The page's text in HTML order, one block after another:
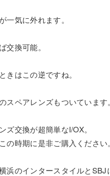
一気に外れます。
交換可能。
きはこの逆ですね。
スペアレンズもついています。
ズ交換が超簡単なI/OX。
の時期に是非ご購入ください。
浜のインタースタイルとSBJ